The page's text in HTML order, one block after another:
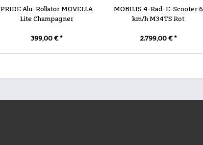
PRIDE Alu-Rollator MOVELLA
Lite Champagner
399,00 € *
MOBILIS 4-Rad-E-Scooter 6
km/h M34TS Rot
2.799,00 € *